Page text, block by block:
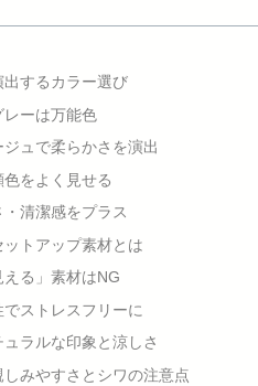
するカラー選び
レーは万能色
ジュで柔らかさを演出
をよく見せる
清潔感をプラス
トアップ素材とは
る」素材はNG
でストレスフリーに
ュラルな印象と涼しさ
しみやすさとシワの注意点